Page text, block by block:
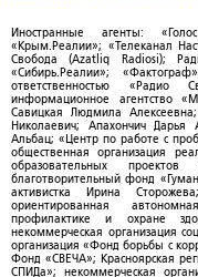
Иностранные агенты:
«Крым.Реалии»; «Телеканал
Свобода (Azatliq Radiosi);
«Сибирь.Реалии»;
ответственностью «Радио
информационное агентство
Савицкая Людмила
Николаевич; Апахончич Дарья
Альбац; «Центр по работе с
общественная организация
образовательных проектов
благотворительный фонд
активистка Ирина
ориентированная
профилактике и охране
некоммерческая организация
организация «Фонд борьбы с
Фонд «СВЕЧА»; Красноярская
СПИДа»; некоммерческая